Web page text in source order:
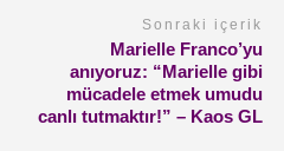
Sonraki içerik
Marielle Franco’yu
anıyoruz: “Marielle gibi
mücadele etmek umudu
canlı tutmaktır!” – Kaos GL